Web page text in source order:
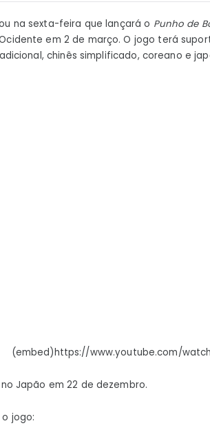
na sexta-feira que lançará o Punho de
em 2 de março. O jogo terá
chinês simplificado, coreano e
(embed)https://www.youtube.com/
Japão em 22 de dezembro.
o jogo: